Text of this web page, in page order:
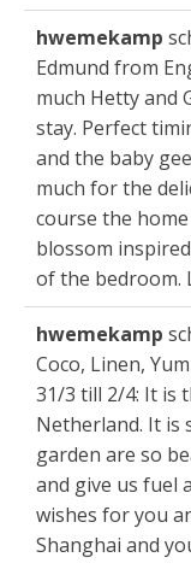
hwemekamp
Edmund from
much Hetty and
stay. Perfect
and the baby
much for the
course the
blossom
of the bedroom.
hwemekamp
Coco, Linen,
31/3 till 2/4: It is
Netherland. It is
garden are so
and give us fuel
wishes for you
Shanghai and